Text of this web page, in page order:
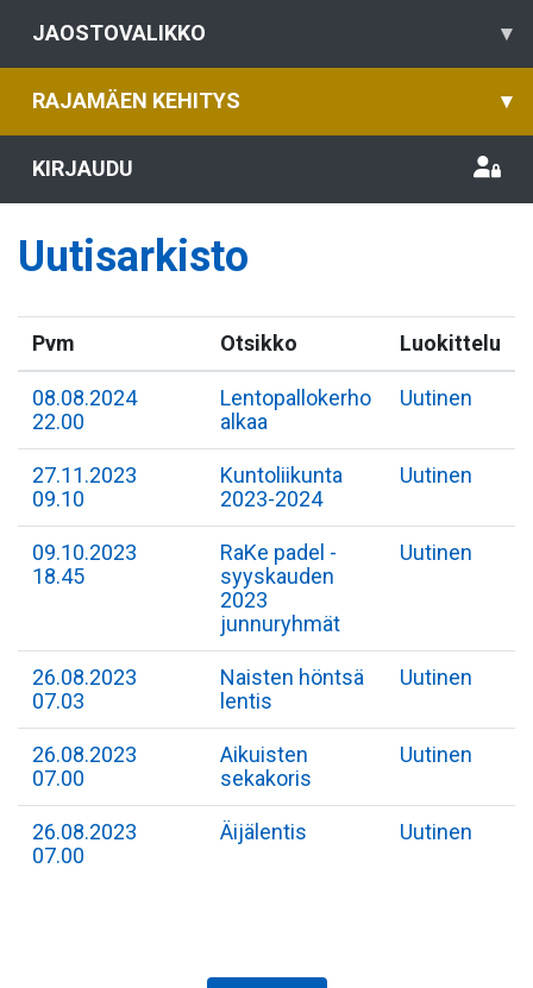
JAOSTOVALIKKO ▾
RAJAMÄEN KEHITYS ▾
KIRJAUDU
Uutisarkisto
Pvm Otsikko Luokittelu
08.08.2024
22.00
Lentopallokerho
alkaa
Uutinen
27.11.2023
09.10
Kuntoliikunta
2023-2024
Uutinen
09.10.2023
18.45
RaKe padel -
syyskauden
2023
junnuryhmät
Uutinen
26.08.2023
07.03
Naisten höntsä
lentis
Uutinen
26.08.2023
07.00
Aikuisten
sekakoris
Uutinen
26.08.2023
07.00
Äijälentis Uutinen